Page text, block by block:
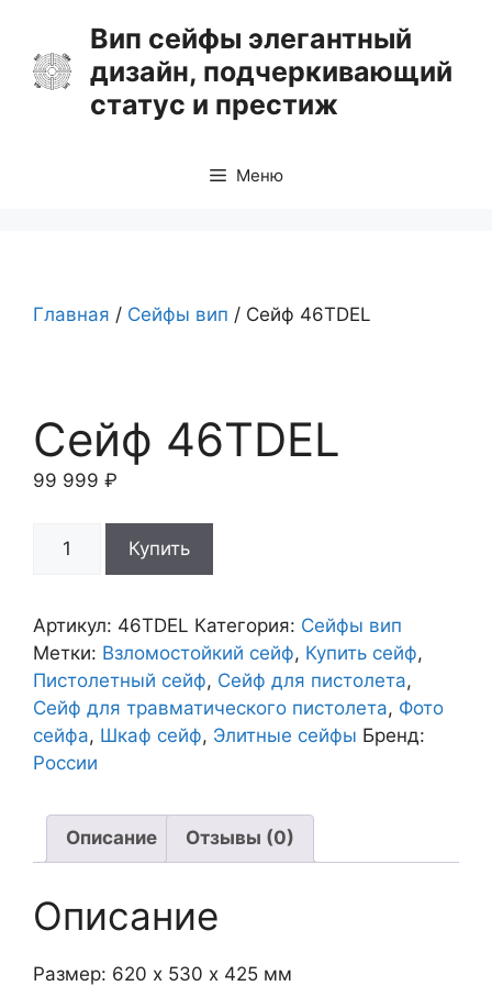
содержимому
Вип сейфы элегантный
дизайн, подчеркивающий
статус и престиж
Меню
Главная / Сейфы вип / Сейф 46TDEL
Сейф 46TDEL
99 999 ₽
товара
46TDEL
Купить
Артикул: 46TDEL Категория: Сейфы вип
Метки: Взломостойкий сейф, Купить сейф,
Пистолетный сейф, Сейф для пистолета,
Сейф для травматического пистолета, Фото
сейфа, Шкаф сейф, Элитные сейфы Бренд:
России
Описание Отзывы (0)
Описание
Размер: 620 х 530 х 425 мм